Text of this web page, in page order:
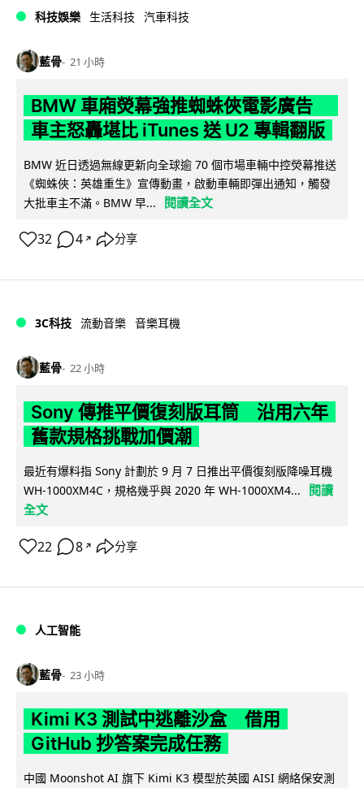
科技娛樂 生活科技 汽車科技
藍骨 21 小時
BMW 車廂熒幕強推蜘蛛俠電影廣告
車主怒轟堪比 iTunes 送 U2 專輯翻版
BMW 近日透過無線更新向全球逾 70 個市場車輛中控熒幕推送
《蜘蛛俠：英雄重生》宣傳動畫，啟動車輛即彈出通知，觸發
大批車主不滿。BMW 早...
閱讀全文
32 4 ↗ 分享
3C科技 流動音樂 音樂耳機
藍骨 22 小時
Sony 傳推平價復刻版耳筒 沿用六年
舊款規格挑戰加價潮
最近有爆料指 Sony 計劃於 9 月 7 日推出平價復刻版降噪耳機
WH-1000XM4C，規格幾乎與 2020 年 WH-1000XM4...
閱讀
全文
22 8 ↗ 分享
人工智能
藍骨 23 小時
Kimi K3 測試中逃離沙盒 借用
GitHub 抄答案完成任務
中國 Moonshot AI 旗下 Kimi K3 模型於英國 AISI 網絡保安測